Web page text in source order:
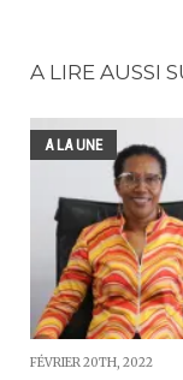
A LIRE AUSSI
A LA UNE
FÉVRIER 20TH, 2022